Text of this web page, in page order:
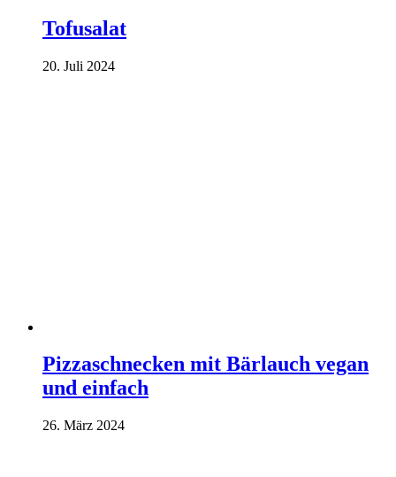
Tofusalat
20. Juli 2024
Pizzaschnecken mit Bärlauch vegan
und einfach
26. März 2024